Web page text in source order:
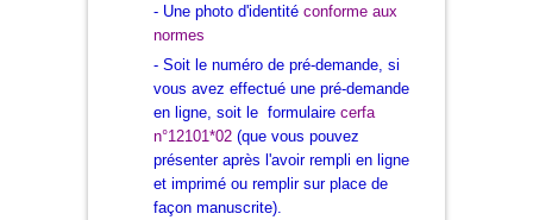
- Une photo d'identité conforme aux
normes
- Soit le numéro de pré-demande , si
vous avez effectué une pré-demande
en ligne, soit le formulaire cerfa
n°12101*02 (que vous pouvez
présenter après l'avoir rempli en ligne
et imprimé ou remplir sur place de
façon manuscrite).